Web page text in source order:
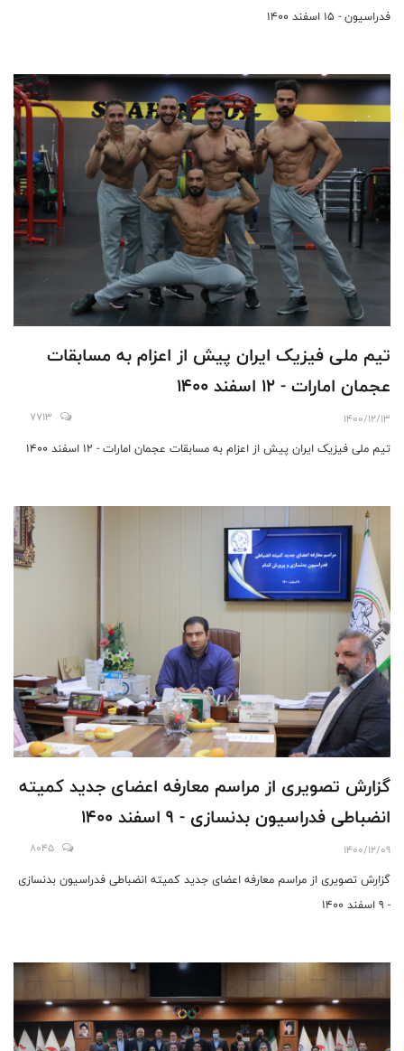
فدراسیون - 15 اسفند 1400
تیم ملی فیزیک ایران پیش از اعزام به مسابقات
عجمان امارات - 12 اسفند 1400
1400/12/13
7713
تیم ملی فیزیک ایران پیش از اعزام به مسابقات عجمان امارات - 12 اسفند 1400
گزارش تصویری از مراسم معارفه اعضای جدید کمیته
انضباطی فدراسیون بدنسازی - 9 اسفند 1400
1400/12/09
8045
گزارش تصویری از مراسم معارفه اعضای جدید کمیته انضباطی فدراسیون بدنسازی
- 9 اسفند 1400